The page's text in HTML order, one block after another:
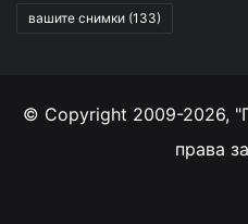
вашите снимки (133)
© Copyright 2009-2026,
права